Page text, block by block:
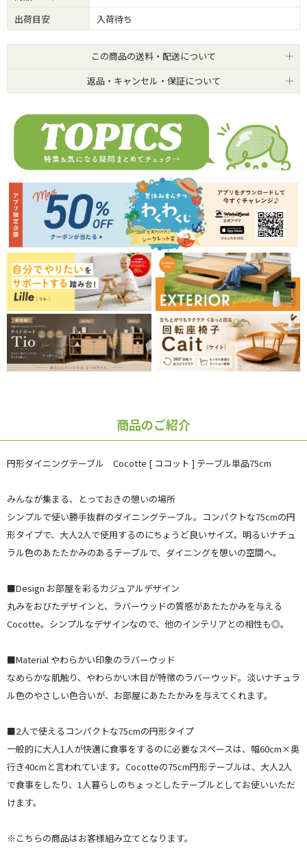
出荷目安
入荷待ち
この商品の送料・配送について
返品・キャンセル・保証について
商品のご紹介
円形ダイニングテーブル Cocotte [ ココット ] テーブル単品75cm
みんなが集まる、とっておきの憩いの場所
シンプルで使い勝手抜群のダイニングテーブル。コンパクトな75cmの円
形タイプで、大人2人で使用するのにちょうど良いサイズ。明るいナチュ
ラル色のあたたかみのあるテーブルで、ダイニングを憩いの空間へ。
■Design お部屋を彩るカジュアルデザイン
丸みをおびたデザインと、ラバーウッドの質感があたたかみを与える
Cocotte。シンプルなデザインなので、他のインテリアとの相性も◎。
■Material やわらかい印象のラバーウッド
なめらかな肌触り、やわらかい木目が特徴のラバーウッド。淡いナチュラ
ル色のやさしい色合いが、お部屋にあたたかみを与えてくれます。
■2人で使えるコンパクトな75cmの円形タイプ
一般的に大人1人が快適に食事をするのに必要なスペースは、幅60cm×奥
行き40cmと言われています。Cocotteの75cm円形テーブルは、大人2人
で食事をしたり、1人暮らしのちょっとしたテーブルとしてお使いいただ
けます。
※こちらの商品はお客様組み立てとなります。